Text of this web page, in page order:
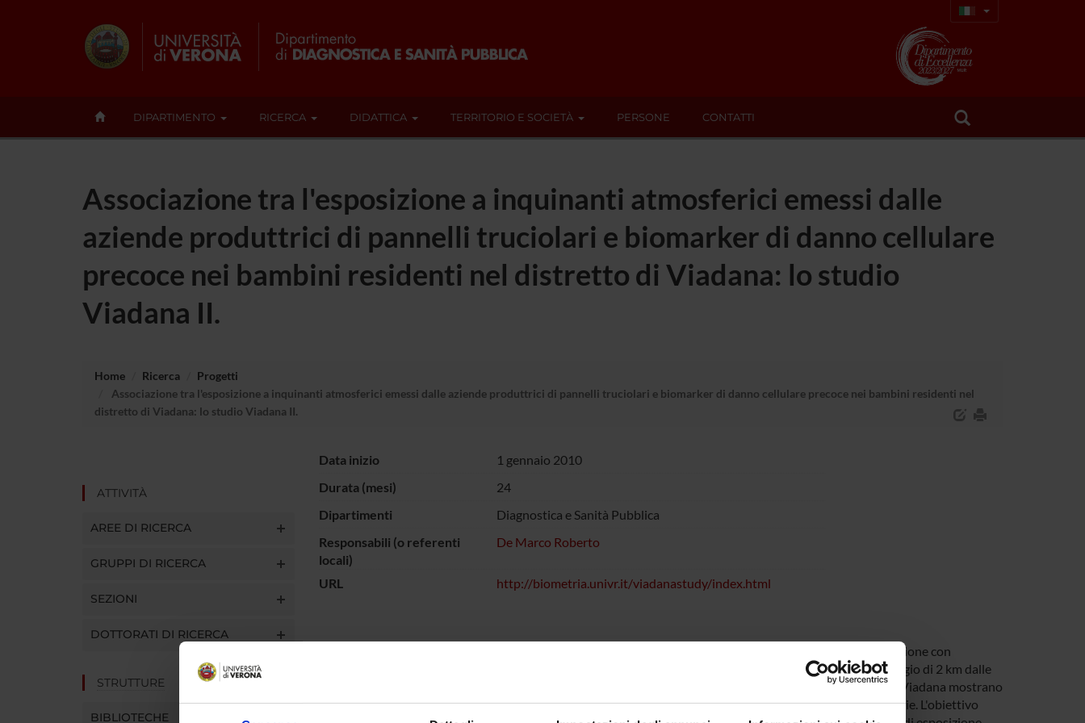
DIPARTIMENTO RICERCA DIDATTICA TERRITORIO E SOCIETÀ PERSONE CONTATTI
Associazione tra l'esposizione a inquinanti atmosferici emessi dalle
aziende produttrici di pannelli truciolari e biomarker di danno cellulare
precoce nei bambini residenti nel distretto di Viadana: lo studio
Viadana II.
Home Ricerca
Progetti
Associazione tra l'esposizione a inquinanti atmosferici emessi dalle aziende produttrici di pannelli truciolari e biomarker di danno cellulare precoce nei bambini residenti nel
distretto di Viadana: lo studio Viadana II.
ATTIVITÀ
AREE DI RICERCA
GRUPPI DI RICERCA
SEZIONI
DOTTORATI DI RICERCA
STRUTTURE
BIBLIOTECHE
Data inizio
1 gennaio 2010
Durata (mesi)
24
Dipartimenti
Diagnostica e Sanità Pubblica
Responsabili (o referenti
locali)
De Marco Roberto
URL http://biometria.univr.it/viadanastudy/index.html
Nello studio di Viadana I, condotto dalla Sezione di Epidemiologia e Statistica Medica (SESM), in collaborazione con
l’Osservatorio Epidemiologico dell’ASL di Mantova, è emerso che i bambini/ragazzi che vivono entro un raggio di 2 km dalle
fabbriche per la lavorazione del legno classificate “ad alta emissione” d’inquinanti nel distretto sanitario di Viadana mostrano
eccessi di sintomi respiratori , consistenti e statisticamente significativi, agli occhi e alle prime vie respiratorie. L'obiettivo